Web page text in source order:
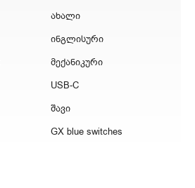
ახალი
ინგლისური
მექანიკური
USB-C
შავი
GX blue switches